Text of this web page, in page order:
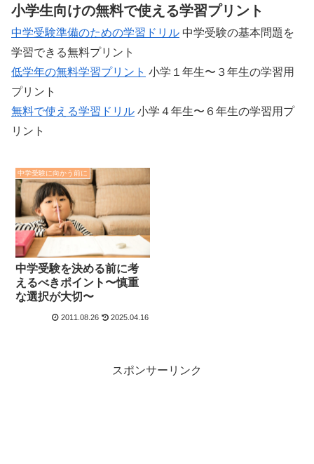
小学生向けの無料で使える学習プリント
中学受験準備のための学習ドリル 中学受験の基本問題を
学習できる無料プリント
低学年の無料学習プリント 小学１年生〜３年生の学習用
プリント
無料で使える学習ドリル 小学４年生〜６年生の学習用プ
リント
中学受験に向かう前に
中学受験を決める前に考
えるべきポイント〜慎重
な選択が大切〜
2011.08.26 2025.04.16
スポンサーリンク